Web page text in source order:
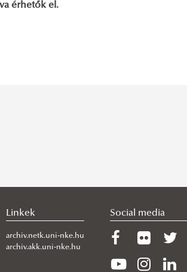
érhetők el.
Linkek
archiv.netk.uni-nke.hu
archiv.akk.uni-nke.hu
Social media